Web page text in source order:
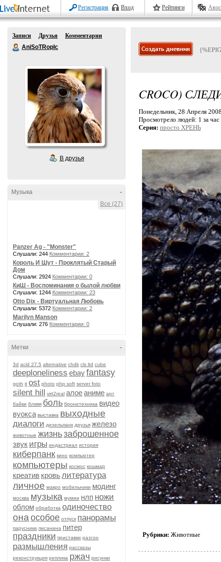
Регистрация Вход Рейтинги
Записи Друзья
Комментарии
AniSoTRopIc
В друзья
-
Музыка
Все (27)
Panzer Ag - "Monster"
Слушали: 244 Комментарии: 2
Король И Шут - Проклятый Старый
Дом
Слушали: 2924 Комментарии: 0
КиШ - Воспоминания о былой любви
Слушали: 1244 Комментарии: 23
Otto Dix - Виртуальная Любовь
Слушали: 5372 Комментарии: 2
Marilyn Manson
Слушали: 276 Комментарии: 0
-
Метки
3d acid 27.5 alternative chdk cls ltd cube
deeploneliness ebayfantasy
goth it ost photo php soft server foto
silent hill virt2real алоеаниме арт
байки бляяя боль бронетехника видео
вуокса выставка выходные
диалоги дизельпанк друзья железо
животные жизньзаброшенное
звук игры индастриал история
киберпанк кино компьютер
компьютеры космос кошмар
креатив кровьлитература
личное макро мобильники модинг
москва музыка мумии нлп ножи
облом обработка одиночество
она особое отпуск панорамы
парусники писанина питер
праздники приставки разгон
размышления рассказы
реконструкция реплика ржач рисунки
CROCO)
Понедельник, 28 Апреля
Просмотрело людей: 1 за
Серия: просто ХРЕНЬ
Рубрики: Животные